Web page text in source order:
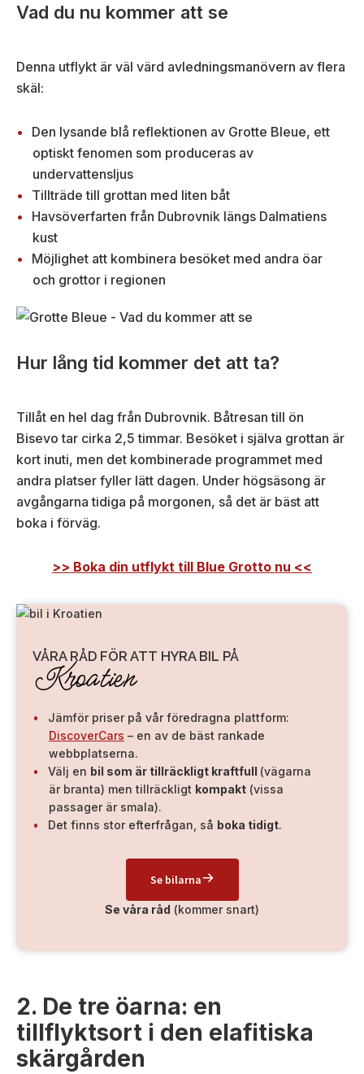
Vad du nu kommer att se
Denna utflykt är väl värd avledningsmanövern av flera
skäl:
Den lysande blå reflektionen av Grotte Bleue, ett
optiskt fenomen som produceras av
undervattensljus
Tillträde till grottan med liten båt
Havsöverfarten från Dubrovnik längs Dalmatiens
kust
Möjlighet att kombinera besöket med andra öar
och grottor i regionen
Hur lång tid kommer det att ta?
Tillåt en hel dag från Dubrovnik. Båtresan till ön
Bisevo tar cirka 2,5 timmar. Besöket i själva grottan är
kort inuti, men det kombinerade programmet med
andra platser fyller lätt dagen. Under högsäsong är
avgångarna tidiga på morgonen, så det är bäst att
boka i förväg.
>> Boka din utflykt till Blue Grotto nu <<
VÅRA RÅD FÖR ATT HYRA BIL PÅ
Kroatien
Jämför priser på vår föredragna plattform:
DiscoverCars – en av de bäst rankade
webbplatserna.
Välj en bil som är tillräckligt kraftfull (vägarna
är branta) men tillräckligt kompakt (vissa
passager är smala).
Det finns stor efterfrågan, så boka tidigt.
Se bilarna
Se våra råd (kommer snart)
2. De tre öarna: en
tillflyktsort i den elafitiska
skärgården